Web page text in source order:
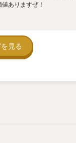
ありますぜ！
見る